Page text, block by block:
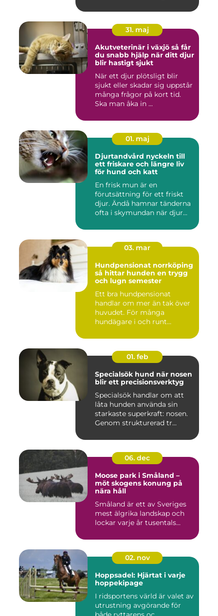
31. maj
Akutveterinär i växjö så får
du snabb hjälp när ditt djur
blir hastigt sjukt
När ett djur plötsligt blir
sjukt eller skadar sig uppstår
många frågor på kort tid.
Ska man åka in ...
01. maj
Djurtandvård nyckeln till
ett friskare och längre liv
för hund och katt
En frisk mun är en
förutsättning för ett friskt
djur. Ändå hamnar tänderna
ofta i skymundan när djur...
03. mar
Hundpensionat norrköping
så hittar hunden en trygg
och lugn semester
Ett bra hundpensionat
handlar om mer än tak över
huvudet. För många
hundägare i och runt
01. feb
Specialsök hund när nosen
blir ett precisionsverktyg
Specialsök handlar om att
låta hunden använda sin
starkaste superkraft: nosen.
Genom strukturerad tr...
06. dec
Moose park i Småland –
möt skogens konung på
nära håll
Småland är ett av Sveriges
mest älgrika landskap och
lockar varje år tusentals...
02. nov
Hoppsadel: Hjärtat i varje
hoppekipage
I ridsportens värld är valet av
utrustning avgörande för